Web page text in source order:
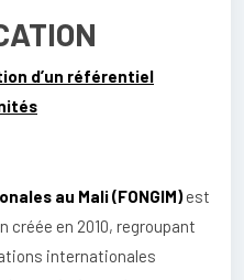
d’un référentiel
au Mali (FONGIM)est
créée en 2010, regroupant
internationales